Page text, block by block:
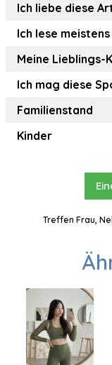
Ich liebe diese
Ich lese meistens
Meine Lieblings-
Ich mag diese
Familienstand
Kinder
Treffen Frau,